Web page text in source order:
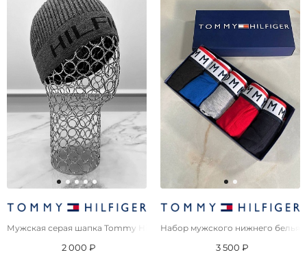
Мужская серая шапка Tommy Hilfiger
2 000 ₽
Набор мужского нижнего белья
3 500 ₽